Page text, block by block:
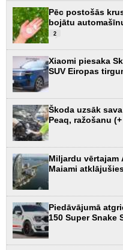
Pēc postošās
bojātu
2
Xiaomi piesaka
SUV Eiropas
Škoda uzsāk
Peaq, ražošanu
Miljardu vērtajam
Maiami
Piedāvājumā
150 Super Snake